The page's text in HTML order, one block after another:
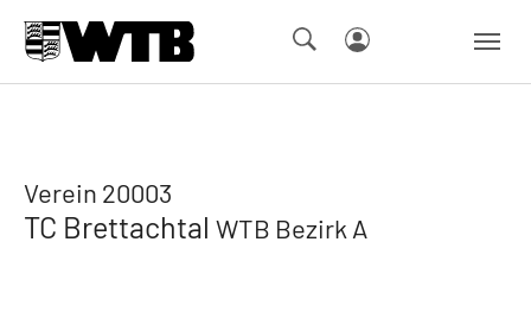
Verein 20003
TC Brettachtal WTB Bezirk A